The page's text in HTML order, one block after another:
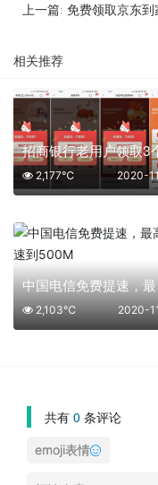
上一篇: 免费领取京东到家会员30天
相关推荐
2020-
2,177℃
中
2020-
2,103℃
共有 0 条评论
emoji表情